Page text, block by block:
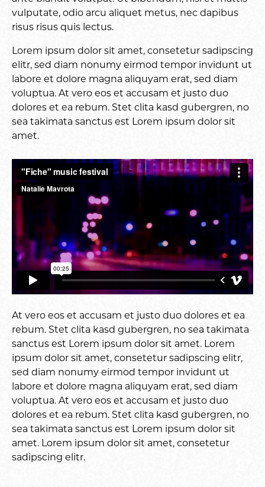
vulputate, odio arcu aliquet metus, nec dapibus
risus risus quis lectus.
Lorem ipsum dolor sit amet, consetetur sadipscing
elitr, sed diam nonumy eirmod tempor invidunt ut
labore et dolore magna aliquyam erat, sed diam
voluptua. At vero eos et accusam et justo duo
dolores et ea rebum. Stet clita kasd gubergren, no
sea takimata sanctus est Lorem ipsum dolor sit
amet.
At vero eos et accusam et justo duo dolores et ea
rebum. Stet clita kasd gubergren, no sea takimata
sanctus est Lorem ipsum dolor sit amet. Lorem
ipsum dolor sit amet, consetetur sadipscing elitr,
sed diam nonumy eirmod tempor invidunt ut
labore et dolore magna aliquyam erat, sed diam
voluptua. At vero eos et accusam et justo duo
dolores et ea rebum. Stet clita kasd gubergren, no
sea takimata sanctus est Lorem ipsum dolor sit
amet. Lorem ipsum dolor sit amet, consetetur
sadipscing elitr.